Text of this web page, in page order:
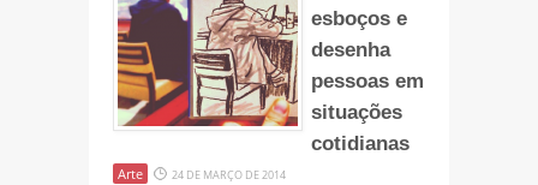
esboços e
desenha
pessoas em
situações
cotidianas
Arte 24 DE MARÇO DE 2014